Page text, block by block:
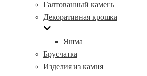
Галтованный камень
Декоративная крошка
Яшма
Брусчатка
Изделия из камня